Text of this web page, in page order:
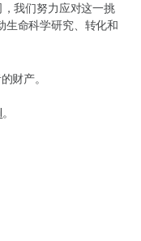
我们努力应对这一挑
生命科学研究、转化和
财产。
。